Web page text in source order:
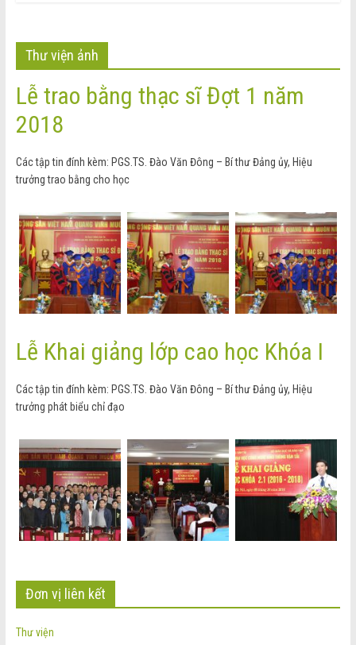
Thư viện ảnh
Lễ trao bằng thạc sĩ Đợt 1 năm
2018
Các tập tin đính kèm: PGS.TS. Đào Văn Đông – Bí thư Đảng ủy, Hiệu
trưởng trao bằng cho học
Lễ Khai giảng lớp cao học Khóa I
Các tập tin đính kèm: PGS.TS. Đào Văn Đông – Bí thư Đảng ủy, Hiệu
trưởng phát biểu chỉ đạo
Đơn vị liên kết
Thư viện